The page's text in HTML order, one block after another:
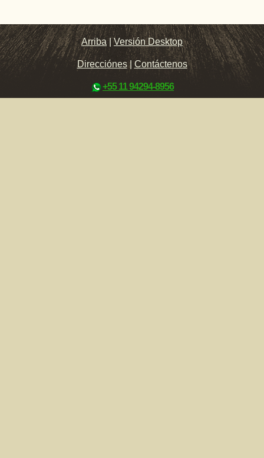
Arriba |Versión Desktop
Direcciónes| Contáctenos
+55 11 94294-8956